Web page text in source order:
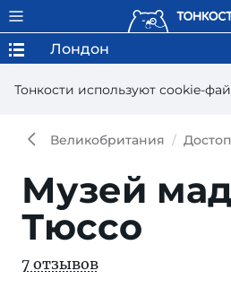
Тонкости используют сookie-
Лондон
Великобритания
Музей
Тюссо
7 отзывов